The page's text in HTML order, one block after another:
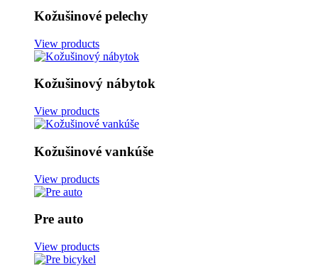
Kožušinové pelechy
View products
Kožušinový nábytok
View products
Kožušinové vankúše
View products
Pre auto
View products